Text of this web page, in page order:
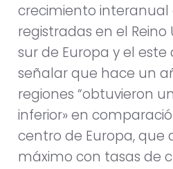
crecimiento interanual
registradas en el Reino
sur de Europa y el este
señalar que hace un
regiones “obtuvieron
inferior» en
centro de Europa, que
máximo con tasas de